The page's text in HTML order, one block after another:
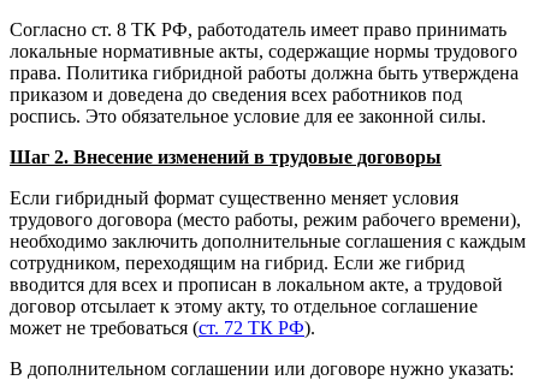
Согласно ст. 8 ТК РФ, работодатель имеет право принимать
локальные нормативные акты, содержащие нормы трудового
права. Политика гибридной работы должна быть утверждена
приказом и доведена до сведения всех работников под
роспись. Это обязательное условие для ее законной силы.
Шаг 2. Внесение изменений в трудовые договоры
Если гибридный формат существенно меняет условия
трудового договора (место работы, режим рабочего времени),
необходимо заключить дополнительные соглашения с каждым
сотрудником, переходящим на гибрид. Если же гибрид
вводится для всех и прописан в локальном акте, а трудовой
договор отсылает к этому акту, то отдельное соглашение
может не требоваться (ст. 72 ТК РФ).
В дополнительном соглашении или договоре нужно указать: